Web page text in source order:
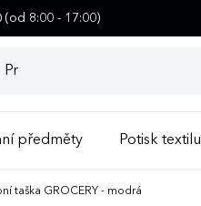
(od 8:00 - 17:00)
předměty Potisk textilu
taška GROCERY - modrá